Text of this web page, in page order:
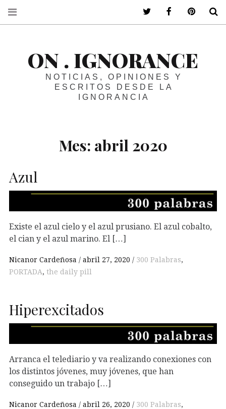
ON . IGNORANCE
NOTICIAS, OPINIONES Y
ESCRITOS DESDE LA
IGNORANCIA
Mes: abril 2020
Azul
Existe el azul cielo y el azul prusiano. El azul cobalto,
el cian y el azul marino. El […]
Nicanor Cardeñosa abril 27, 2020 300 Palabras,
PORTADA, the daily pill
Hiperexcitados
Arranca el telediario y va realizando conexiones con
los distintos jóvenes, muy jóvenes, que han
conseguido un trabajo […]
Nicanor Cardeñosa abril 26, 2020 300 Palabras,
ir a mi twitterir a mi facebook
ir a mi